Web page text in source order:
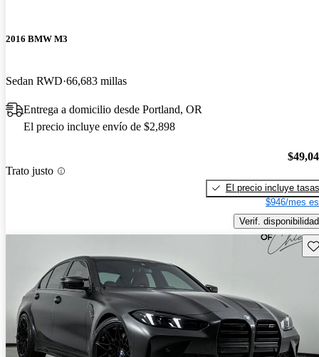
2016 BMW M3
Sedan RWD 66,683 millas
Entrega a domicilio desde Portland, OR
El precio incluye envío de $2,898
Trato justo
El precio incluye tasas
$946/mes
Verif. disponibilidad